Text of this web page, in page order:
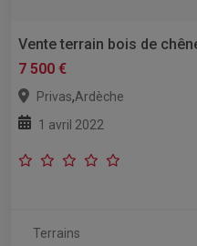
Vente terrain bois de
7 500 €
Privas,Ardèche
1 avril 2022
Terrains